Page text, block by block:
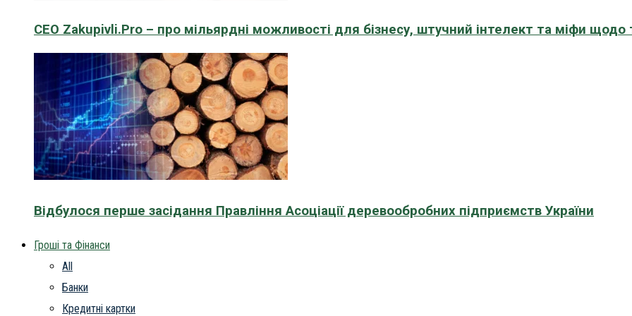
CEO Zakupivli.Pro – про мільярдні можливості для бізнесу, штучний інтелект та міфи щодо
Відбулося перше засідання Правління Асоціації деревообробних підприємств України
Гроші та Фінанси
All
Банки
Кредитні картки